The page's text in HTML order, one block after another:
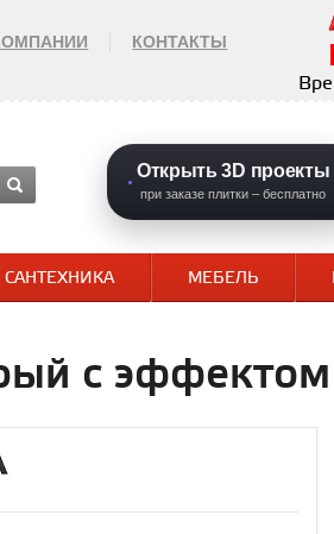
КОНТАКТЫ
Открыть 3D проекты
при заказе плитки – бесплатно
САНТЕХНИКА МЕБЕЛЬ
с